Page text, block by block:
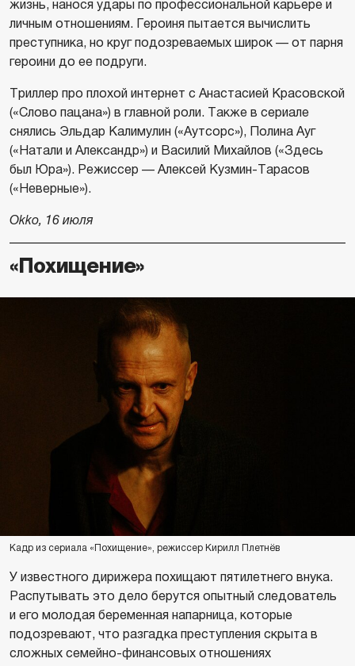
жизнь, нанося удары по профессиональной карьере и
личным отношениям. Героиня пытается вычислить
преступника, но круг подозреваемых широк — от парня
героини до ее подруги.
Триллер про плохой интернет с Анастасией Красовской
(«Слово пацана») в главной роли. Также в сериале
снялись Эльдар Калимулин («Аутсорс»), Полина Ауг
(«Натали и Александр») и Василий Михайлов («Здесь
был Юра»). Режиссер — Алексей Кузмин-Тарасов
(«Неверные»).
Okko, 16 июля
«Похищение»
Кадр из сериала «Похищение», режиссер Кирилл Плетнёв
У известного дирижера похищают пятилетнего внука.
Распутывать это дело берутся опытный следователь
и его молодая беременная напарница, которые
подозревают, что разгадка преступления скрыта в
сложных семейно-финансовых отношениях